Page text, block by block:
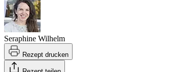
Seraphine Wilhelm
Rezept drucken